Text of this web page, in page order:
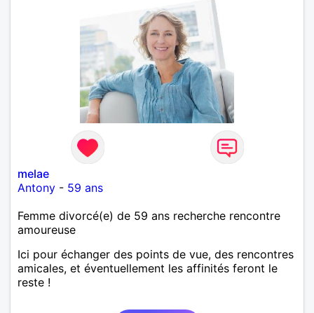
melae
Antony - 59 ans
Femme divorcé(e) de 59 ans recherche rencontre
amoureuse
Ici pour échanger des points de vue, des rencontres
amicales, et éventuellement les affinités feront le
reste !